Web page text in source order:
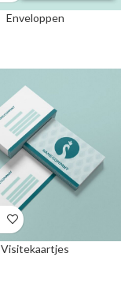
Enveloppen
Visitekaartjes